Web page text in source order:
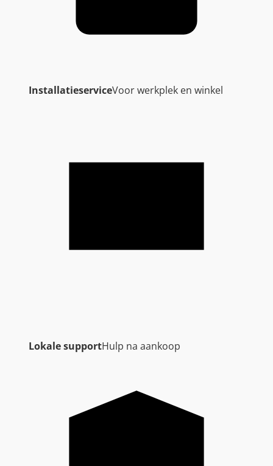
InstallatieserviceVoor werkplek en winkel
Lokale supportHulp na aankoop